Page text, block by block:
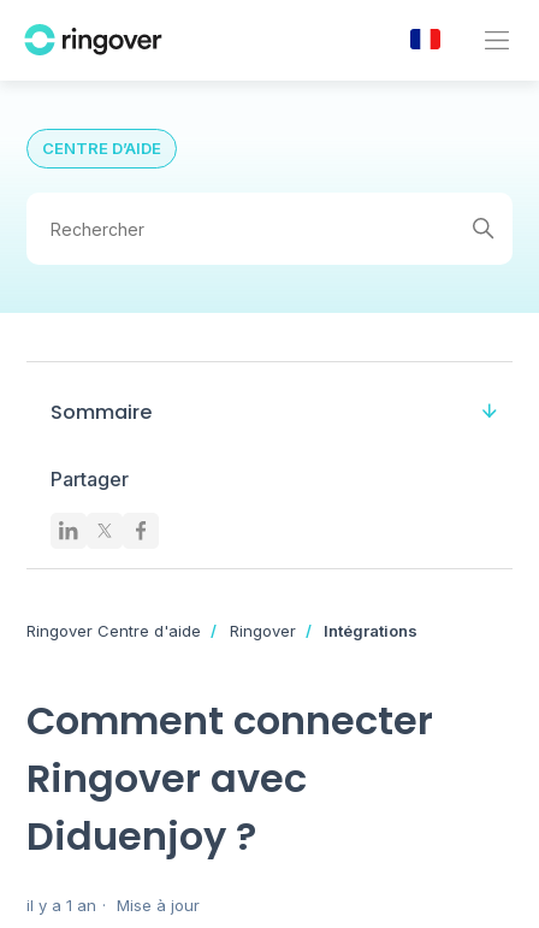
CENTRE D’AIDE
Sommaire
Partager
Ringover Centre d'aide Ringover Intégrations
Comment connecter
Ringover avec
Diduenjoy ?
il y a 1 an Mise à jour